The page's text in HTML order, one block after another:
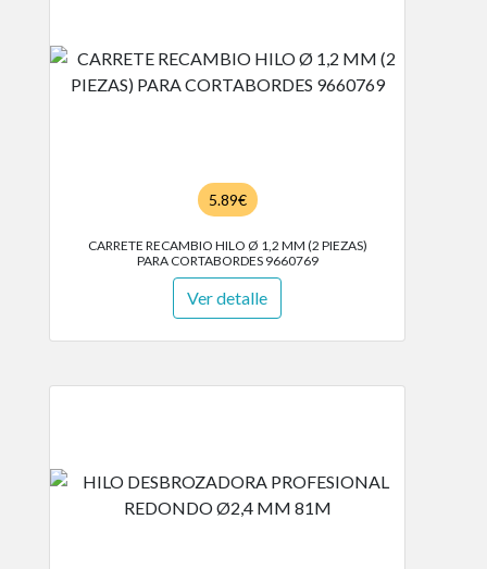
5.89€
CARRETE RECAMBIO HILO Ø 1,2 MM (2 PIEZAS)
PARA CORTABORDES 9660769
Ver detalle